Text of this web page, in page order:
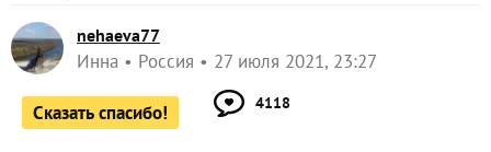
nehaeva77
Инна Россия 27 июля 2021, 23:27
Сказать спасибо! 4118